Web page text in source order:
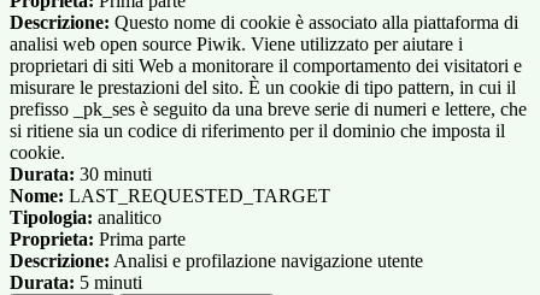
Descrizione: Questo nome di cookie è associato alla piattaforma di
analisi web open source Piwik. Viene utilizzato per aiutare i
proprietari di siti Web a monitorare il comportamento dei visitatori e
misurare le prestazioni del sito. È un cookie di tipo pattern, in cui il
prefisso _pk_ses è seguito da una breve serie di numeri e lettere, che
si ritiene sia un codice di riferimento per il dominio che imposta il
cookie.
Durata: 30 minuti
Nome: LAST_REQUESTED_TARGET
Tipologia: analitico
Proprieta: Prima parte
Descrizione: Analisi e profilazione navigazione utente
Durata: 5 minuti